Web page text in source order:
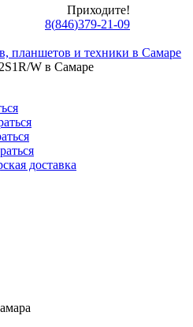
Приходите!
8(846)379-21-09
планшетов и техники в Самаре
W в Самаре
доставка